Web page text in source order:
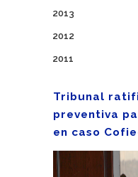
2013
2012
2011
Tribunal
preventiva
en caso